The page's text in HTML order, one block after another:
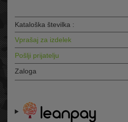
Kataloška številka :
Vprašaj za izdelek
Pošlji prijatelju
Zaloga